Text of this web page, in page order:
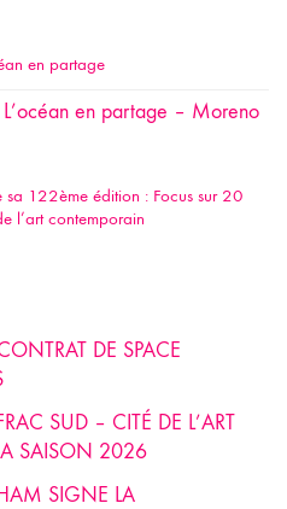
en partage
en partage – Moreno
sa 122ème édition : Focus sur 20
l’art contemporain
DE SPACE
SUD – CITÉ DE L’ART
SAISON 2026
SIGNE LA